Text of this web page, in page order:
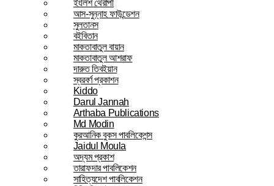
ইংলিশ থেরাপী
আস-সুন্নাহ ফাউন্ডেশন
সুলতানস
বইবিতান
মাকতাবাতুল বায়ান
মাকতাবাতুল আশরাফ
দারুত তিবইয়ান
স্বরবর্ণ প্রকাশন
Kiddo
Darul Jannah
Arthaba Publications
Md Modin
কুরআনিক বুকস পাবলিকেশন্স
Jaidul Moula
অদ্যম প্রকাশ
তারাফদার পাবলিকেশন
সাহিত্যদেশ পাবলিকেশন